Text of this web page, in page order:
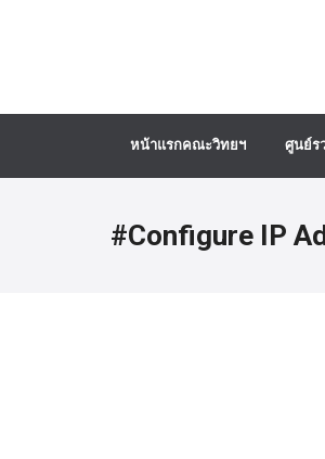
หน้าแรกคณะวิทยฯ ศูนย์ร
#Configure IP